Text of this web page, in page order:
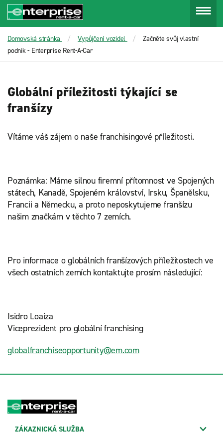
Domovská stránka Vypůjčení vozidel
Začněte svůj vlastní
podnik - Enterprise Rent-A-Car
Globální příležitosti týkající se
franšízy
Vítáme váš zájem o naše franchisingové příležitosti.
Poznámka: Máme silnou firemní přítomnost ve Spojených
státech, Kanadě, Spojeném království, Irsku, Španělsku,
Francii a Německu, a proto neposkytujeme franšízu
našim značkám v těchto 7 zemích.
Pro informace o globálních franšízových příležitostech ve
všech ostatních zemích kontaktujte prosím následující:
Isidro Loaiza
Viceprezident pro globální franchising
globalfranchiseopportunity@em.com
ZÁKAZNICKÁ SLUŽBA